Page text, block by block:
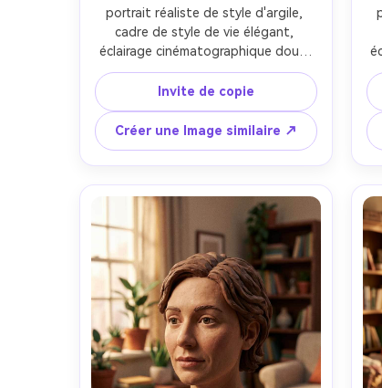
portrait réaliste de style d'argile,
cadre de style de vie élégant,
éclairage cinématographique doux,
objectif 85 mm, profondeur de
champ peu profonde, composition
éditoriale, texture naturelle de la
peau-AR 4:5
Invite de copie
Créer une Image similaire ↗